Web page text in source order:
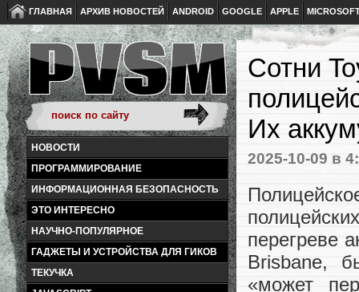
ГЛАВНАЯ АРХИВ НОВОСТЕЙ ANDROID GOOGLE APPLE
НОВОСТИ
ПРОГРАММИРОВАНИЕ
ИНФОРМАЦИОННАЯ БЕЗОПАСНОСТЬ
ЭТО ИНТЕРЕСНО
НАУЧНО-ПОПУЛЯРНОЕ
ГАДЖЕТЫ И УСТРОЙСТВА ДЛЯ ГИКОВ
ТЕКУЧКА
Сотни
Их
2025-10-09 в
перегреве
Brisbane,
«может